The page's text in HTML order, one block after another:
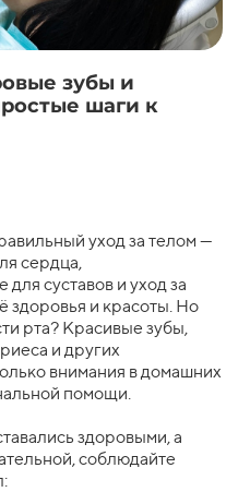
зубы и
шаги к
уход за телом —
сердца,
суставов и уход за
здоровья и красоты. Но
рта? Красивые зубы,
и других
внимания в домашних
помощи.
здоровыми, а
соблюдайте